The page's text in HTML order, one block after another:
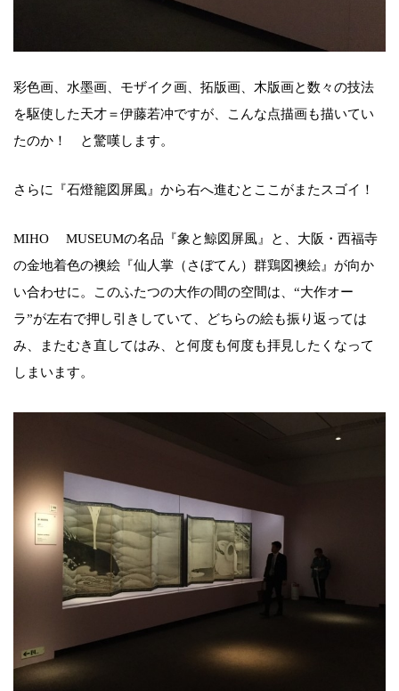
彩色画、水墨画、モザイク画、拓版画、木版画と数々の技法
を駆使した天才＝伊藤若冲ですが、こんな点描画も描いてい
たのか！ と驚嘆します。
さらに『石燈籠図屏風』から右へ進むとここがまたスゴイ！
MIHO MUSEUMの名品『象と鯨図屏風』と、大阪・西福寺
の金地着色の襖絵『仙人掌（さぼてん）群鶏図襖絵』が向か
い合わせに。このふたつの大作の間の空間は、“大作オー
ラ”が左右で押し引きしていて、どちらの絵も振り返っては
み、またむき直してはみ、と何度も何度も拝見したくなって
しまいます。